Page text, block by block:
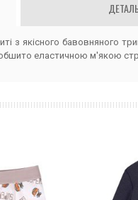
з якісного бавовняного
еластичною м'якою